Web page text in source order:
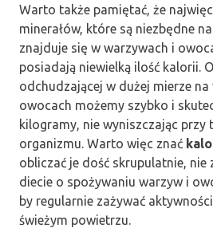
Warto także pamiętać, że
minerałów, które są niezbędne
znajduje się w warzywach i
posiadają niewielką ilość kalorii.
odchudzającej w dużej mierze na
owocach możemy szybko i
kilogramy, nie wyniszczając przy
organizmu. Warto więc znać
obliczać je dość skrupulatnie, nie
diecie o spożywaniu warzyw i
by regularnie zażywać
świeżym powietrzu.